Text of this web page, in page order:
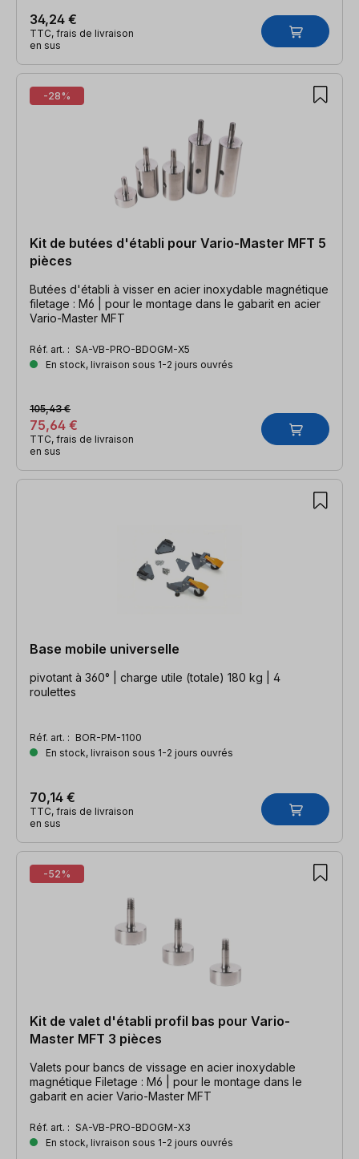
34,24 €
TTC, frais de livraison
en sus
-28%
Kit de butées d'établi pour Vario-Master MFT 5
pièces
Butées d'établi à visser en acier inoxydable magnétique
filetage : M6 | pour le montage dans le gabarit en acier
Vario-Master MFT
Réf. art. : SA-VB-PRO-BDOGM-X5
En stock, livraison sous 1-2 jours ouvrés
75,64 €
105,43 €
TTC, frais de livraison
en sus
Base mobile universelle
pivotant à 360° | charge utile (totale) 180 kg | 4
roulettes
Réf. art. : BOR-PM-1100
En stock, livraison sous 1-2 jours ouvrés
70,14 €
TTC, frais de livraison
en sus
-52%
Kit de valet d'établi profil bas pour Vario-
Master MFT 3 pièces
Valets pour bancs de vissage en acier inoxydable
magnétique Filetage : M6 | pour le montage dans le
gabarit en acier Vario-Master MFT
Réf. art. : SA-VB-PRO-BDOGM-X3
En stock, livraison sous 1-2 jours ouvrés